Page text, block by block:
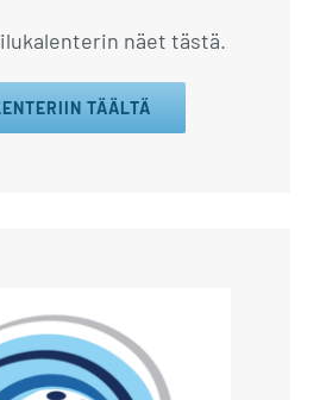
näet tästä.
TÄÄLTÄ